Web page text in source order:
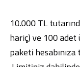
Dijital Bankacılık
Şube ve ATM’ler
10.000 TL
hariç) ve 100
paketi hesabınıza